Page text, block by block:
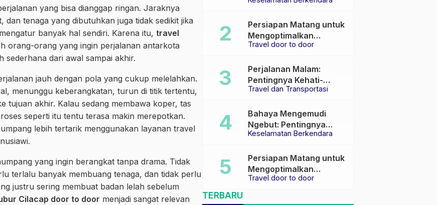
yang bisa dianggap ringan. Jaraknya
tenaga yang dibutuhkan juga tidak sedikit jika
banyak hal sendiri. Karena itu, travel
orang-orang yang ingin perjalanan antarkota
sederhana dari awal sampai akhir.
jauh dengan pola yang cukup melelahkan.
menunggu keberangkatan, turun di titik tertentu,
tujuan akhir. Kalau sedang membawa koper, tas
seperti itu tentu terasa makin merepotkan.
lebih tertarik menggunakan layanan travel
yang ingin berangkat tanpa drama. Tidak
terlalu banyak membuang tenaga, dan tidak perlu
justru sering membuat badan lelah sebelum
Cilacap door to door menjadi sangat relevan
Travel door to door
Persiapan Matang untuk
Mengoptimalkan
Pengalaman Travel
Travel dan Transportasi
Perjalanan Malam:
Pentingnya Kehati-
hatian dan Pemilihan
Keselamatan Berkendara
Bahaya Mengemudi
Ngebut: Pentingnya
Keselamatan di Jalan
Travel door to door
Persiapan Matang untuk
Mengoptimalkan
Pengalaman Travel
TERBARU